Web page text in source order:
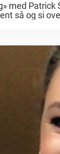
med
så og si